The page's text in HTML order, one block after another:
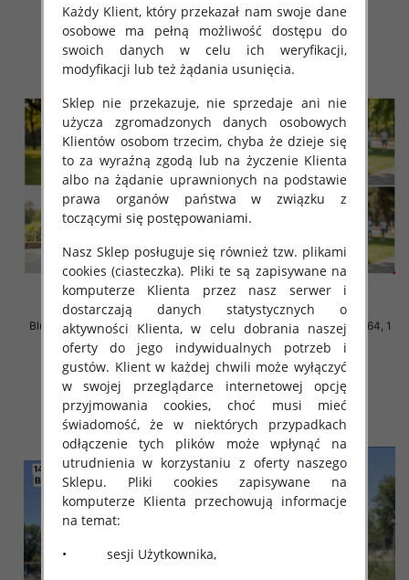
17.00 zł
szczegóły
17.00 zł
szczegóły
Bluzki chłopięce Roz 140-164, 1
kolor Paczka 5 szt
16.00 zł
szczegóły
Bluzki chłopięce Roz 140-164, 1
kolor Paczka 5 szt
16.00 zł
szczegóły
Każdy Klient, który przekazał nam swoje dane
osobowe ma pełną możliwość dostępu do
swoich danych w celu ich weryfikacji,
modyfikacji lub też żądania usunięcia.
Sklep nie przekazuje, nie sprzedaje ani nie
użycza zgromadzonych danych osobowych
Klientów osobom trzecim, chyba że dzieje się
to za wyraźną zgodą lub na życzenie Klienta
albo na żądanie uprawnionych na podstawie
prawa organów państwa w związku z
toczącymi się postępowaniami.
Nasz Sklep posługuje się również tzw. plikami
cookies (ciasteczka). Pliki te są zapisywane na
komputerze Klienta przez nasz serwer i
dostarczają danych statystycznych o
aktywności Klienta, w celu dobrania naszej
oferty do jego indywidualnych potrzeb i
gustów. Klient w każdej chwili może wyłączyć
w swojej przeglądarce internetowej opcję
przyjmowania cookies, choć musi mieć
świadomość, że w niektórych przypadkach
odłączenie tych plików może wpłynąć na
utrudnienia w korzystaniu z oferty naszego
Sklepu. Pliki cookies zapisywane na
komputerze Klienta przechowują informacje
na temat:
• sesji Użytkownika,